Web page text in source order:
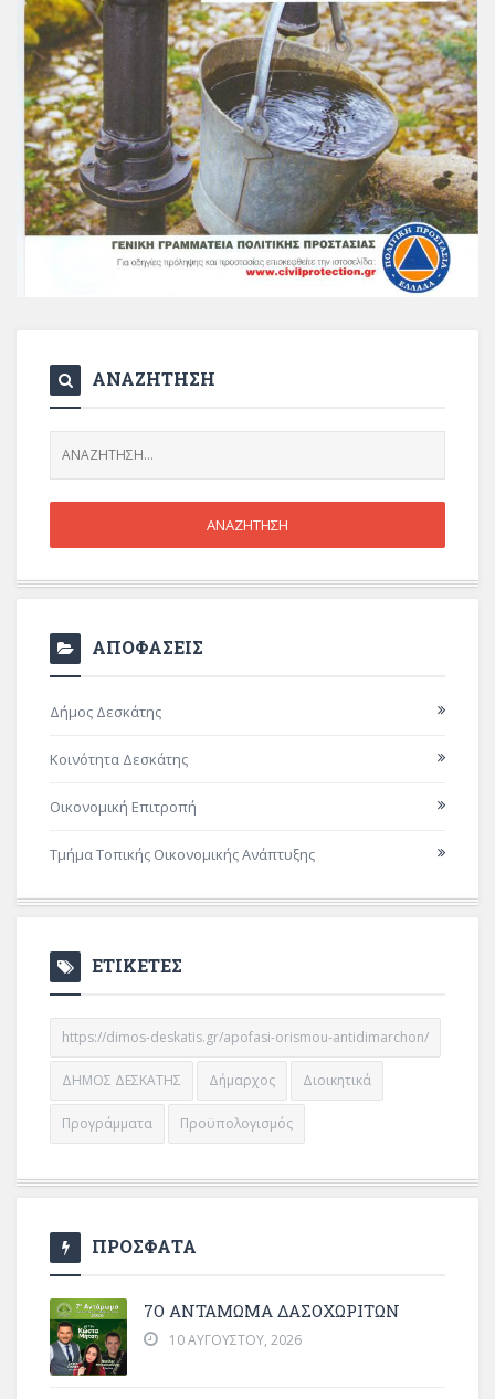
ΑΝΑΖΗΤΗΣΗ
ΑΠΟΦΑΣΕΙΣ
Δήμος Δεσκάτης
Κοινότητα Δεσκάτης
Οικονομική Επιτροπή
Τμήμα Τοπικής Οικονομικής Ανάπτυξης
ΕΤΙΚΕΤΕΣ
https://dimos-deskatis.gr/apofasi-orismou-antidimarchon/
ΔΗΜΟΣ ΔΕΣΚΑΤΗΣ Δήμαρχος Διοικητικά
Προγράμματα Προϋπολογισμός
ΠΡΟΣΦΑΤΑ
7Ο ΑΝΤΆΜΩΜΑ ΔΑΣΟΧΩΡΙΤΏΝ
10 ΑΥΓΟΎΣΤΟΥ, 2026